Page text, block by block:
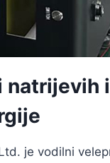
je vodilni